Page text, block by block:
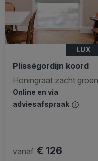
LUX
Plisségordijn koord
Honingraat zacht groen
Online en via
adviesafspraak
vanaf € 126